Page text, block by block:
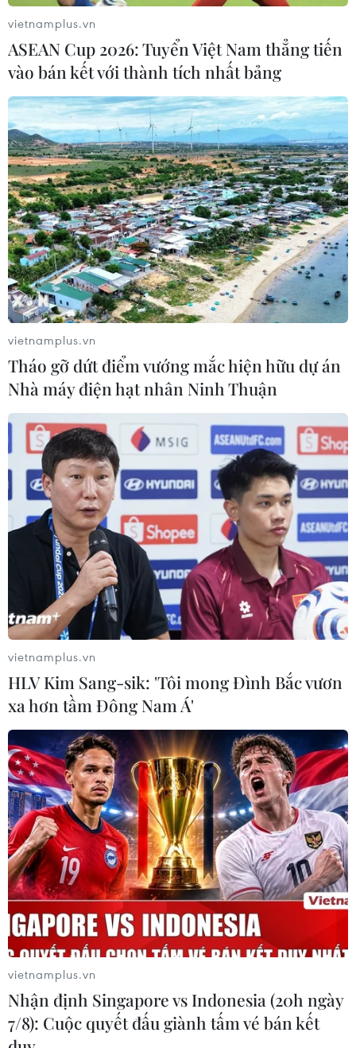
vietnamplus.vn
ASEAN Cup 2026: Tuyển Việt Nam thẳng tiến
vào bán kết với thành tích nhất bảng
vietnamplus.vn
Tháo gỡ dứt điểm vướng mắc hiện hữu dự án
Nhà máy điện hạt nhân Ninh Thuận
vietnamplus.vn
HLV Kim Sang-sik: 'Tôi mong Đình Bắc vươn
xa hơn tầm Đông Nam Á'
vietnamplus.vn
Nhận định Singapore vs Indonesia (20h ngày
7/8): Cuộc quyết đấu giành tấm vé bán kết